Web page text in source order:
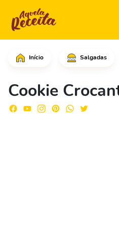
Início Salgadas
Cookie
Em uma tigela